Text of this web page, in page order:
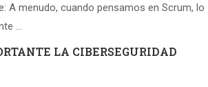
A menudo, cuando pensamos en Scrum, lo
…
LA CIBERSEGURIDAD